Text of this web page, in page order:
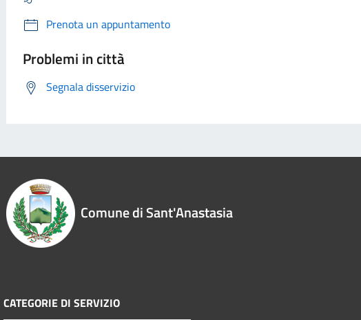
Prenota un appuntamento
Problemi in città
Segnala disservizio
Comune di Sant'Anastasia
CATEGORIE DI SERVIZIO